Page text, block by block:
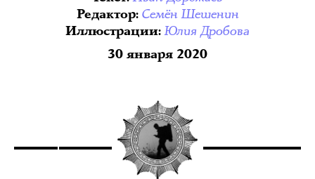
Редактор: Семён Шешенин
Иллюстрации:Юлия Дробова
30 января 2020